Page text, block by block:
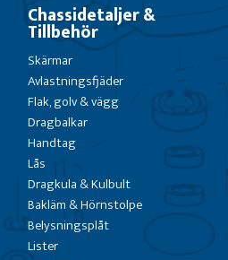
Chassidetaljer &
Tillbehör
Skärmar
Avlastningsfjäder
Flak, golv & vägg
Dragbalkar
Handtag
Lås
Dragkula & Kulbult
Bakläm & Hörnstolpe
Belysningsplåt
Lister